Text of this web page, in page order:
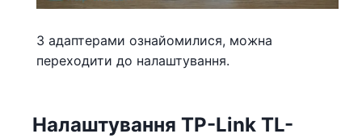
З адаптерами ознайомилися, можна
переходити до налаштування.
Налаштування TP-Link TL-